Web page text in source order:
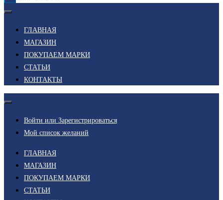
ГЛАВНАЯ
МАГАЗИН
ПОКУПАЕМ МАРКИ
СТАТЬИ
КОНТАКТЫ
Войти или Зарегистрироваться
Мой список желаний
ГЛАВНАЯ
МАГАЗИН
ПОКУПАЕМ МАРКИ
СТАТЬИ